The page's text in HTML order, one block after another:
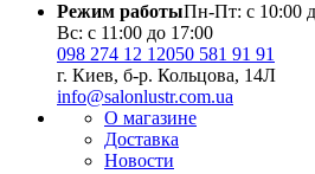
Режим работыПн-Пт: с 10:00
Вс: с 11:00 до 17:00
098 274 12 12050 581 91 91
г. Киев, б-р. Кольцова, 14Л
info@salonlustr.com.ua
О магазине
Доставка
Новости